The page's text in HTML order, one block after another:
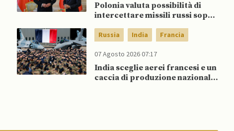
Polonia valuta possibilità di
intercettare missili russi sopra
aereo NATO
Russia India Francia
07 Agosto 2026 07:17
India sceglie aerei francesi e un
caccia di produzione nazionale,